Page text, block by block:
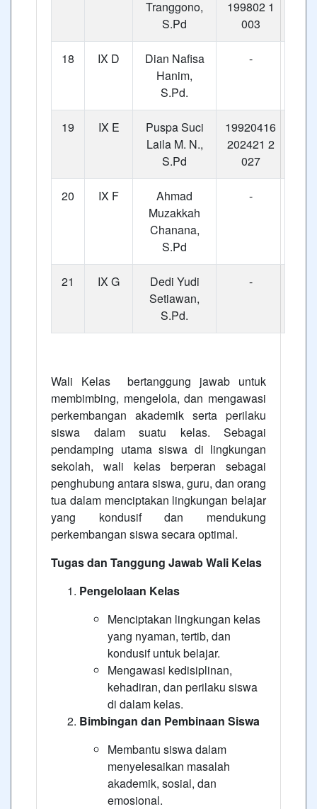
Tranggono,
S.Pd
199802 1
003
18 IX D
Dian Nafisa
Hanim,
S.Pd.
-
19 IX E
Puspa Suci
Laila M. N.,
S.Pd
19920416
202421 2
027
20 IX F
Ahmad
Muzakkah
Chanana,
S.Pd
-
21 IX G
Dedi Yudi
Setiawan,
S.Pd.
-
Wali Kelas bertanggung jawab untuk
membimbing, mengelola, dan mengawasi
perkembangan akademik serta perilaku
siswa dalam suatu kelas. Sebagai
pendamping utama siswa di lingkungan
sekolah, wali kelas berperan sebagai
penghubung antara siswa, guru, dan orang
tua dalam menciptakan lingkungan belajar
yang kondusif dan mendukung
perkembangan siswa secara optimal.
Tugas dan Tanggung Jawab Wali Kelas
Pengelolaan Kelas
Menciptakan lingkungan kelas
yang nyaman, tertib, dan
kondusif untuk belajar.
Mengawasi kedisiplinan,
kehadiran, dan perilaku siswa
di dalam kelas.
Bimbingan dan Pembinaan Siswa
Membantu siswa dalam
menyelesaikan masalah
akademik, sosial, dan
emosional.